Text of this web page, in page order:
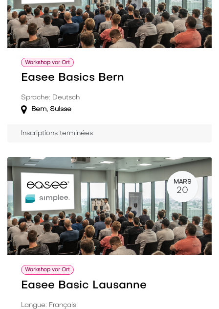
Workshop vor Ort
Easee Basics Bern
Sprache: Deutsch
Bern, Suisse
Inscriptions terminées
MARS
20
Workshop vor Ort
Easee Basic Lausanne
Langue: Français